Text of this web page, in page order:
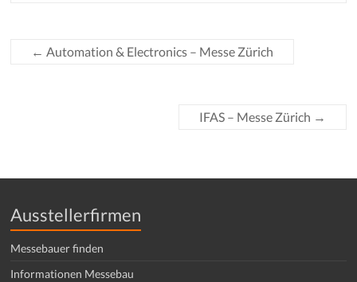
← Automation & Electronics – Messe Zürich
IFAS – Messe Zürich →
Ausstellerfirmen
Messebauer finden
Informationen Messebau